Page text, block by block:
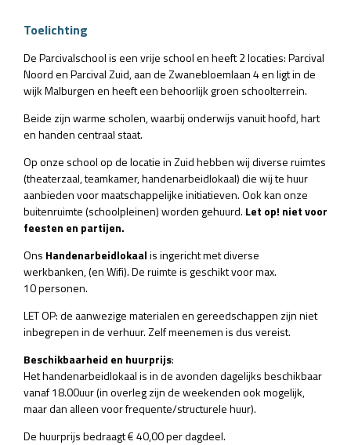
Toelichting
De Parcivalschool is een vrije school en heeft 2 locaties: Parcival
Noord en Parcival Zuid, aan de Zwanebloemlaan 4 en ligt in de
wijk Malburgen en heeft een behoorlijk groen schoolterrein.
Beide zijn warme scholen, waarbij onderwijs vanuit hoofd, hart
en handen centraal staat.
Op onze school op de locatie in Zuid hebben wij diverse ruimtes
(theaterzaal, teamkamer, handenarbeidlokaal) die wij te huur
aanbieden voor maatschappelijke initiatieven. Ook kan onze
buitenruimte (schoolpleinen) worden gehuurd. Let op! niet voor
feesten en partijen.
Ons Handenarbeidlokaalis ingericht met diverse
werkbanken, (en Wifi). De ruimte is geschikt voor max.
10 personen.
LET OP: de aanwezige materialen en gereedschappen zijn niet
inbegrepen in de verhuur. Zelf meenemen is dus vereist.
Beschikbaarheid en huurprijs:
Het handenarbeidlokaal is in de avonden dagelijks beschikbaar
vanaf 18.00uur (in overleg zijn de weekenden ook mogelijk,
maar dan alleen voor frequente/structurele huur).
De huurprijs bedraagt € 40,00 per dagdeel.